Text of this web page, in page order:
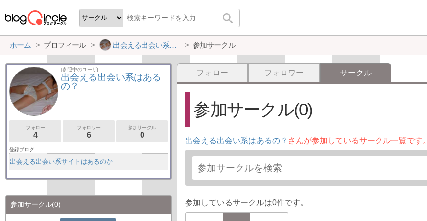
ホーム プロフィール 出会える出会い系はあるの？ 参加サークル
フォロー フォロワー サークル
参加サークル(0)
出会える出会い系はあるの？ さんが参加しているサークル一覧です。
参加しているサークルは0件です。
[参照中のユーザ]
出会える出会い系はある
の？
フォロー
4
フォロワー
6
参加サークル
0
登録ブログ
出会える出会い系サイトはあるのか
参加サークル(0)